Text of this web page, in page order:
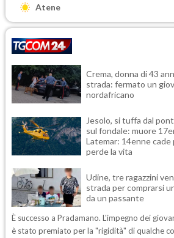
Atene
Crema, donna di 43
strada: fermato un
nordafricano
Jesolo, si tuffa dal
sul fondale: muore
Latemar: 14enne
perde la vita
Udine, tre ragazzini
strada per comprarsi
da un passante
È successo a Pradamano. L'impegno dei
è stato premiato per la "rigidità" di qualche